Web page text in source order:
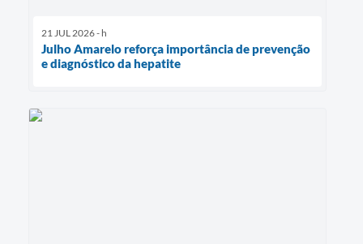
21 JUL 2026 - h
Julho Amarelo reforça importância de prevenção
e diagnóstico da hepatite